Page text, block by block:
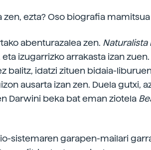
zen, ezta? Oso biografia
abenturazalea zen.
izugarrizko arrakasta izan
balitz, idatzi zituen bidaia-
ausarta izan zen. Duela gutxi,
Darwini beka bat eman ziotela
sistemaren garapen-mailari